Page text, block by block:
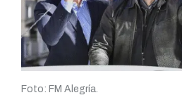
Foto: FM Alegría.